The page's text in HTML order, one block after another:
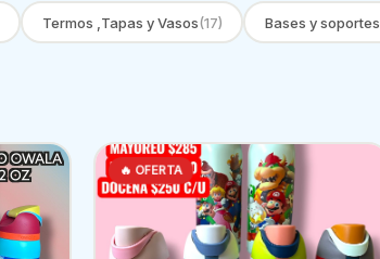
Termos ,Tapas y Vasos(17) Bases y soportes
🔥 OFERTA